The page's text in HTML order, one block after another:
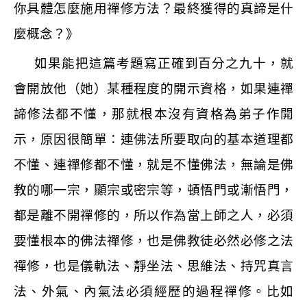
你具體怎麼施用禪修方法？最終獲得的真諦是什
麼概念？》
如果能把這篇考題寫正確到百分之九十，就
會開放他（她）某種程度的開示資格，如果連禪
諦修法都不懂，那就根本沒有資格為弟子作開
示，原因很簡單：連佛法所要取向的基本道理都
不懂、連禪修都不懂，就是不懂佛法，無論是佛
教的哪一宗，顯宗或密宗等，頓悟門或漸悟門，
都是離不開禪修的，所以作為當上師之人，必須
要懂根本的佛法禪修，也是佛教徒必然必修之法
禪修，也是儀軌法、靜坐法、思維法、持咒真言
法、外氣、內氣法必須經歷的過程禪修。比如